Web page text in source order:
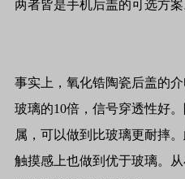
两者皆是手机后盖的可选方案
事实上，氧化锆陶瓷后盖的
玻璃的10倍，信号穿透性好
属，可以做到比玻璃更耐摔
触摸感上也做到优于玻璃。